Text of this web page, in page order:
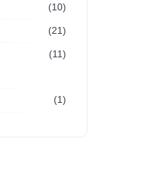
(10)
(21)
(11)
(1)